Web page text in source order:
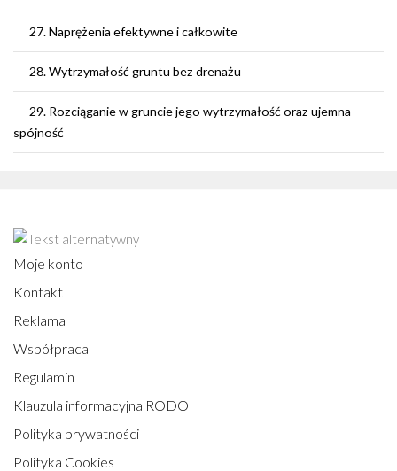
27. Naprężenia efektywne i całkowite
28. Wytrzymałość gruntu bez drenażu
29. Rozciąganie w gruncie jego wytrzymałość oraz ujemna
spójność
Moje konto
Kontakt
Reklama
Współpraca
Regulamin
Klauzula informacyjna RODO
Polityka prywatności
Polityka Cookies